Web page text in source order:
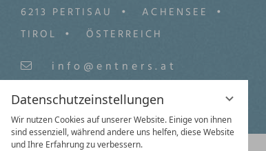
Datenschutzeinstellungen
Wir nutzen Cookies auf unserer Website. Einige von ihnen
sind essenziell, während andere uns helfen, diese Website
und Ihre Erfahrung zu verbessern.
6213 PERTISAU
ACHENSEE
TIROL
ÖSTERREICH
info@entners.at